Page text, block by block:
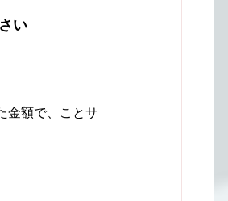
い
金額で、ことサ